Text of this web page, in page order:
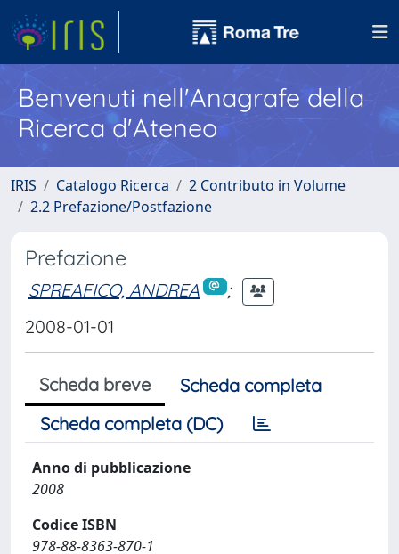
Benvenuti nell'Anagrafe della
Ricerca d'Ateneo
IRIS Catalogo Ricerca
2 Contributo in Volume
2.2 Prefazione/Postfazione
Prefazione
SPREAFICO, ANDREA
;
2008-01-01
Scheda breve
Scheda completa
Scheda completa (DC)
Anno di pubblicazione
2008
Codice ISBN
978-88-8363-870-1